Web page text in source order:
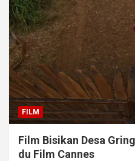
FILM
Film Bisikan Desa
du Film Cannes